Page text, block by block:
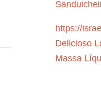
https://
Delicioso
Massa